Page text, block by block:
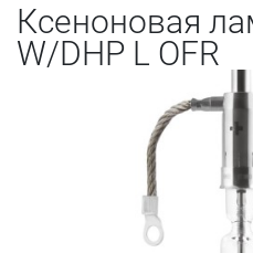
Ксеноновая
W/DHP L OFR